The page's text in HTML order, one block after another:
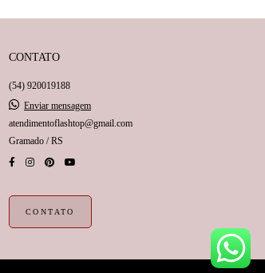
CONTATO
(54) 920019188
Enviar mensagem
atendimentoflashtop@gmail.com
Gramado / RS
CONTATO